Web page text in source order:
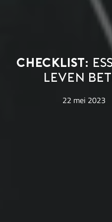
Checklist:
leven
22 mei 2023